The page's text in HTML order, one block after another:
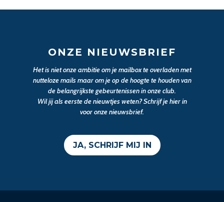
ONZE NIEUWSBRIEF
Het is niet onze ambitie om je mailbox te overladen met
nutteloze mails maar om je op de hoogte te houden van
de belangrijkste gebeurtenissen in onze club.
Wil jij als eerste de nieuwtjes weten? Schrijf je hier in
voor onze nieuwsbrief.
JA, SCHRIJF MIJ IN